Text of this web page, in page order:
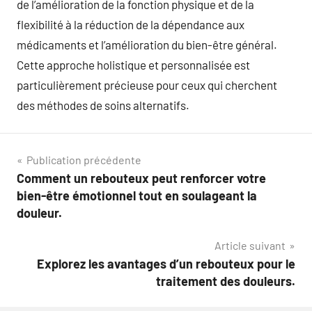
de l’amélioration de la fonction physique et de la
flexibilité à la réduction de la dépendance aux
médicaments et l’amélioration du bien-être général.
Cette approche holistique et personnalisée est
particulièrement précieuse pour ceux qui cherchent
des méthodes de soins alternatifs.
Navigation
de
l’article
Publication précédente
Comment un rebouteux peut renforcer votre
bien-être émotionnel tout en soulageant la
douleur.
Article suivant
Explorez les avantages d’un rebouteux pour le
traitement des douleurs.